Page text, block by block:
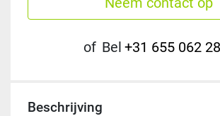
of Bel +31 655 062
Beschrijving